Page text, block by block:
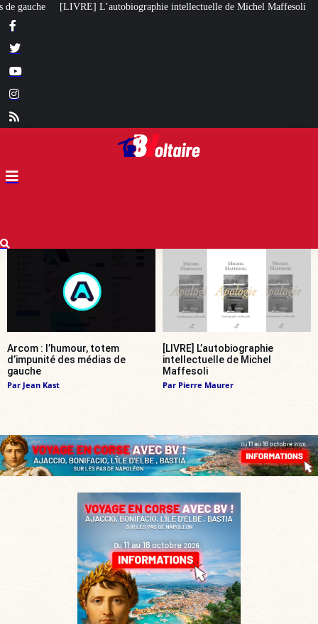
intellectuelle de Michel Maffesoli Pour regagner son influence en
Arcom : l’humour, totem
d’impunité des médias de
gauche
Par Jean Kast
[LIVRE] L’autobiographie
intellectuelle de Michel
Maffesoli
Par Pierre Maurer